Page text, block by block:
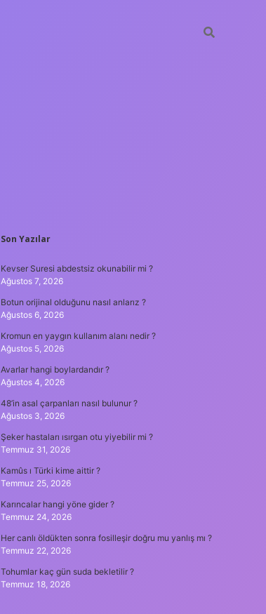
SIDEBAR
Son Yazılar
Kevser Suresi abdestsiz okunabilir mi ?
Ağustos 7, 2026
Botun orijinal olduğunu nasıl anlarız ?
Ağustos 6, 2026
Kromun en yaygın kullanım alanı nedir ?
Ağustos 5, 2026
Avarlar hangi boylardandır ?
Ağustos 4, 2026
48’in asal çarpanları nasıl bulunur ?
Ağustos 3, 2026
Şeker hastaları ısırgan otu yiyebilir mi ?
Temmuz 31, 2026
Kamûs ı Türki kime aittir ?
Temmuz 25, 2026
Karıncalar hangi yöne gider ?
Temmuz 24, 2026
Her canlı öldükten sonra fosilleşir doğru mu yanlış mı ?
Temmuz 22, 2026
Tohumlar kaç gün suda bekletilir ?
Temmuz 18, 2026